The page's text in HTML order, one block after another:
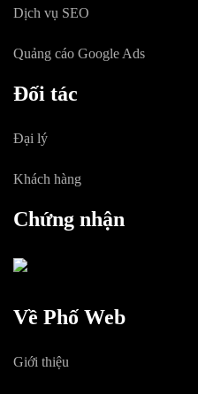
Dịch vụ SEO
Quảng cáo Google Ads
Đối tác
Đại lý
Khách hàng
Chứng nhận
Về Phố Web
Giới thiệu